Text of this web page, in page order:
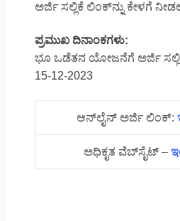
ಅರ್ಜಿ ಸಲ್ಲಿಕೆ ಲಿಂಕ್‌ನ್ನು ಕೇಳಗೆ
ಪ್ರಮುಖ ದಿನಾಂಕಗಳು:
ಭೂ ಒಡೆತನ ಯೋಜನೆಗೆ ಅರ್ಜಿ
15-12-2023
ಆನ್‌ಲೈನ್‌ ಅರ್ಜಿ ಲಿಂಕ್‌:
ಅಧಿಕೃತ ವೆಬ್‌ಸೈಟ್ –